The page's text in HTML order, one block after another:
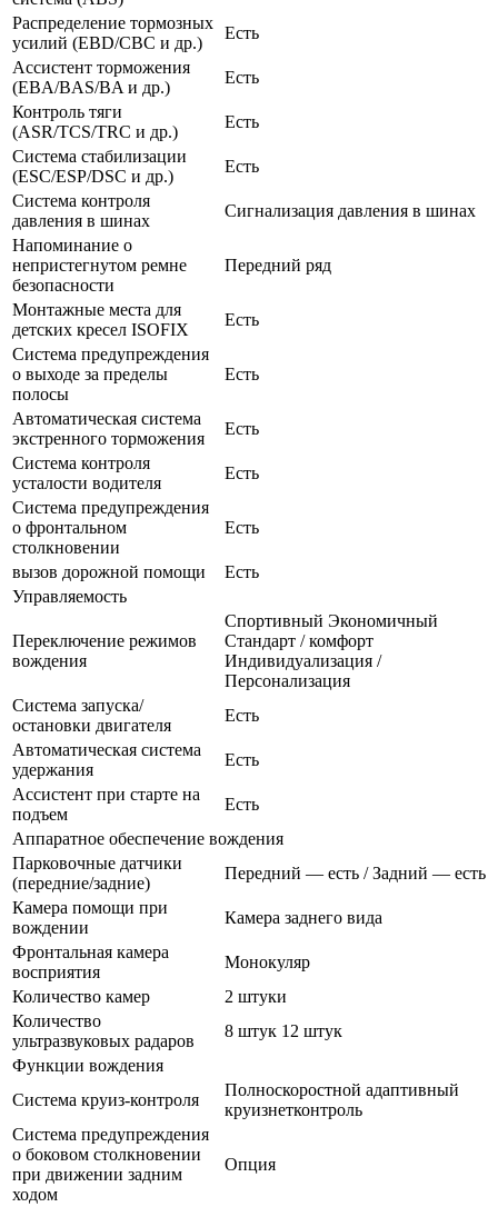
Распределение тормозных
усилий (EBD/CBC и др.)
Есть
Ассистент торможения
(EBA/BAS/BA и др.)
Есть
Контроль тяги
(ASR/TCS/TRC и др.)
Есть
Система стабилизации
(ESC/ESP/DSC и др.)
Есть
Система контроля
давления в шинах
Сигнализация давления в шинах
Напоминание о
непристегнутом ремне
безопасности
Передний ряд
Монтажные места для
детских кресел ISOFIX
Есть
Система предупреждения
о выходе за пределы
полосы
Есть
Автоматическая система
экстренного торможения
Есть
Система контроля
усталости водителя
Есть
Система предупреждения
о фронтальном
столкновении
Есть
вызов дорожной помощи
Есть
Управляемость
Переключение режимов
вождения
Спортивный Экономичный
Стандарт / комфорт
Индивидуализация /
Персонализация
Система запуска/
остановки двигателя
Есть
Автоматическая система
удержания
Есть
Ассистент при старте на
подъем
Есть
Аппаратное обеспечение вождения
Парковочные датчики
(передние/задние)
Передний — есть / Задний — есть
Камера помощи при
вождении
Камера заднего вида
Фронтальная камера
восприятия
Монокуляр
Количество камер
2 штуки
Количество
ультразвуковых радаров
8 штук 12 штук
Функции вождения
Система круиз-контроля
Полноскоростной адаптивный
круизнетконтроль
Система предупреждения
о боковом столкновении
при движении задним
ходом
Опция